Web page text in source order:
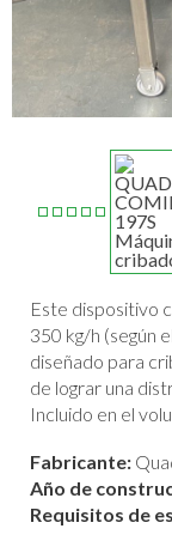
Este dispositivo
350 kg/h (según
diseñado para
de lograr una
Incluido en el
Fabricante:
Año de
Requisitos de